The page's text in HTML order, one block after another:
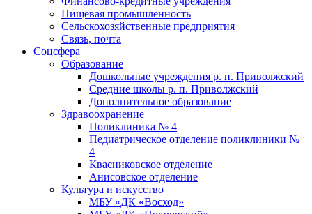
Пищевая промышленность
Сельскохозяйственные предприятия
Связь, почта
Соцсфера
Образование
Дошкольные учреждения р. п. Приволжский
Средние школы р. п. Приволжский
Дополнительное образование
Здравоохранение
Поликлиника № 4
Педиатрическое отделение поликлиники №
4
Квасниковское отделение
Анисовское отделение
Культура и искусство
МБУ «ДК «Восход»